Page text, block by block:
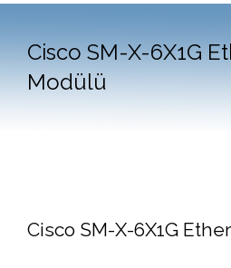
Cisco SM-X-6X1G
Modülü
Cisco SM-X-6X1G